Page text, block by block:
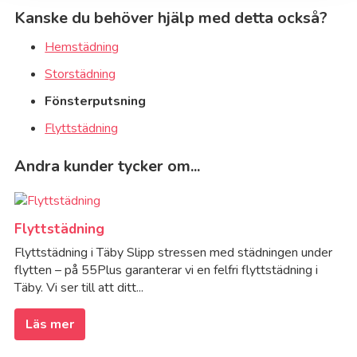
Kanske du behöver hjälp med detta också?
Hemstädning
Storstädning
Fönsterputsning
Flyttstädning
Andra kunder tycker om...
Flyttstädning
Flyttstädning i Täby Slipp stressen med städningen under
flytten – på 55Plus garanterar vi en felfri flyttstädning i
Täby. Vi ser till att ditt...
Läs mer